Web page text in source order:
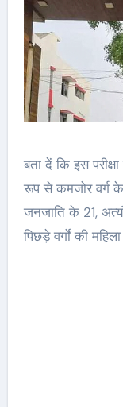
बता दें कि इस
रूप से कमजोर वर्ग
जनजाति के 21,
पिछड़े वर्गों की